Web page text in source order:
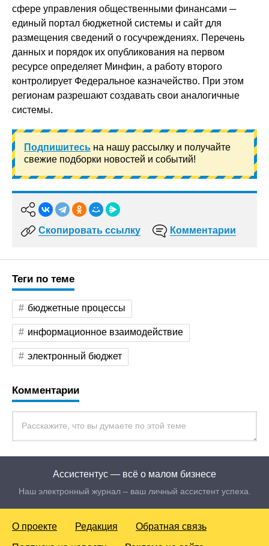
сфере управления общественными финансами ─
единый портал бюджетной системы и сайт для
размещения сведений о госучреждениях. Перечень
данных и порядок их опубликования на первом
ресурсе определяет Минфин, а работу второго
контролирует Федеральное казначейство. При этом
регионам разрешают создавать свои аналогичные
системы.
Подпишитесь на нашу рассылку и получайте
свежие подборки новостей и событий!
Скопировать ссылку Комментарии
Теги по теме
бюджетные процессы
информационное взаимодействие
электронный бюджет
Комментарии
Ассистентус — всё о малом бизнесе
Наш электронный журнал – ваш личный ассистент успеха.
О проекте Редакция Обратная связь